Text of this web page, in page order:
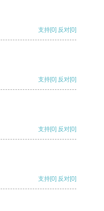
支持[0] 反对[0]
支持[0] 反对[0]
支持[0] 反对[0]
支持[0] 反对[0]